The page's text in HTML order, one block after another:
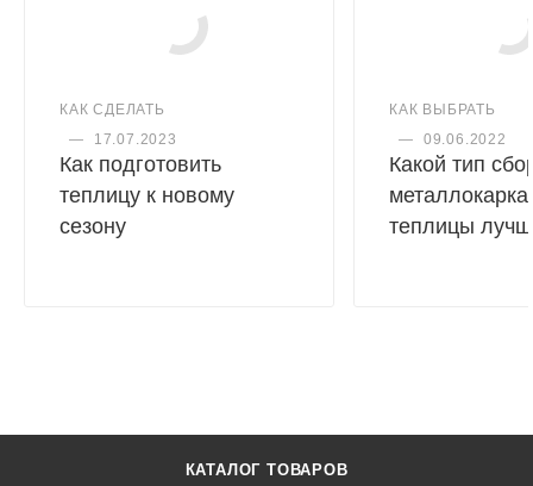
КАК СДЕЛАТЬ
—
17.07.2023
Как подготовить
теплицу к новому
сезону
КАК ВЫБРАТЬ
—
09.06.2022
Какой тип
теплицы
КАТАЛОГ ТОВАРОВ